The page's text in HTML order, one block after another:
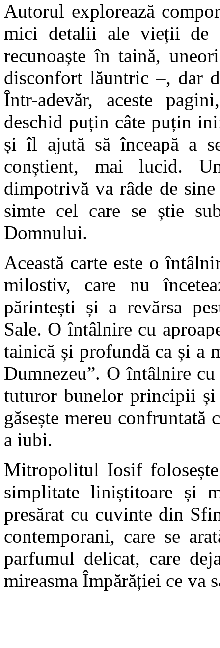
Autorul explorează
mici detalii ale vieții de
recunoaște în taină,
disconfort lăuntric –, dar
Într-adevăr, aceste
deschid puțin câte puțin
și îl ajută să înceapă a
conștient, mai lucid.
dimpotrivă va râde de sine
simte cel care se știe
Domnului.
Această carte este o
milostiv, care nu
părintești și a revărsa
Sale. O întâlnire cu
tainică și profundă ca și a
Dumnezeu”. O întâlnire
tuturor bunelor principii și
găsește mereu confruntată
a iubi.
Mitropolitul Iosif
simplitate liniștitoare și
presărat cu cuvinte din
contemporani, care se
parfumul delicat, care
mireasma Împărăției ce va